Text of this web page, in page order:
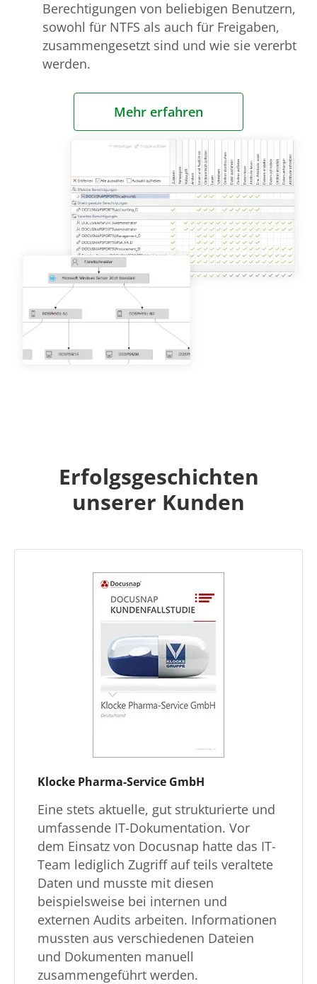
Berechtigungen von beliebigen Benutzern,
sowohl für NTFS als auch für Freigaben,
zusammengesetzt sind und wie sie vererbt
werden.
Mehr erfahren
Erfolgsgeschichten
unserer Kunden
Klocke Pharma-Service GmbH
Eine stets aktuelle, gut strukturierte und
umfassende IT-Dokumentation. Vor
dem Einsatz von Docusnap hatte das IT-
Team lediglich Zugriff auf teils veraltete
Daten und musste mit diesen
beispielsweise bei internen und
externen Audits arbeiten. Informationen
mussten aus verschiedenen Dateien
und Dokumenten manuell
zusammengeführt werden.